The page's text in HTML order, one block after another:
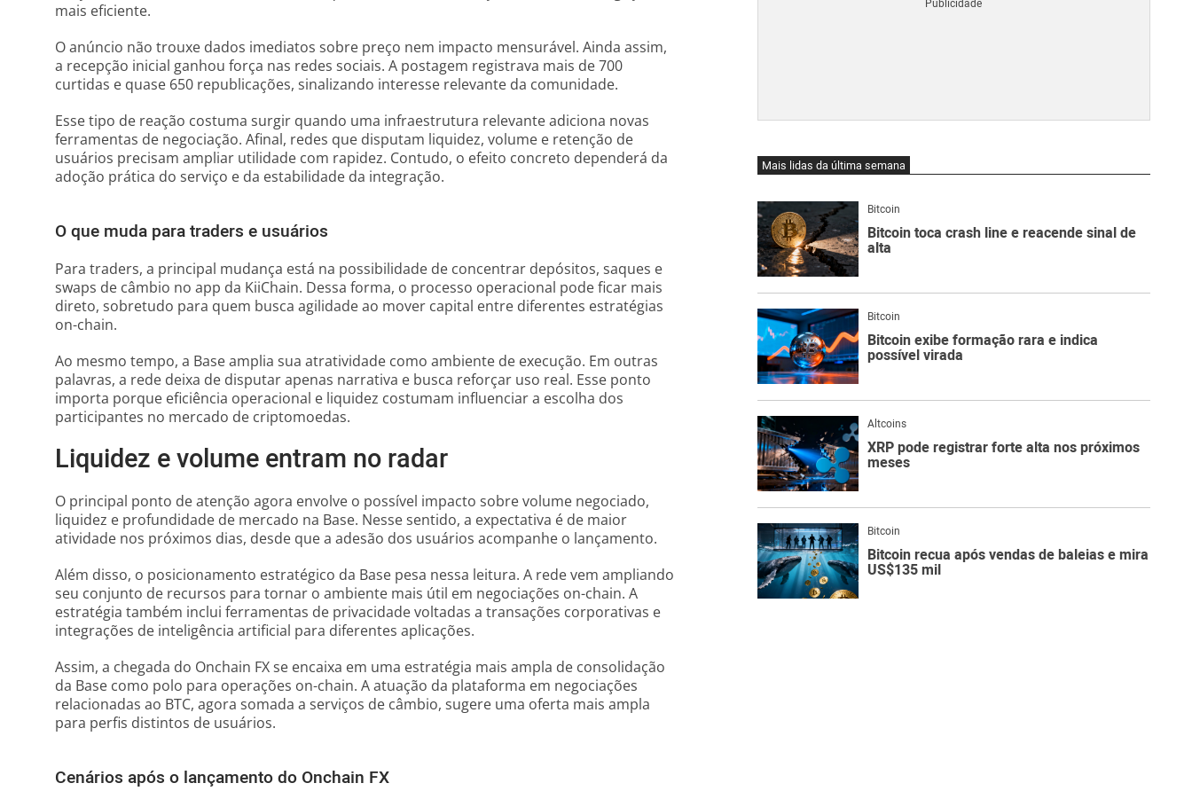
mais eficiente.
O anúncio não trouxe dados imediatos sobre preço nem impacto mensurável. Ainda assim,
a recepção inicial ganhou força nas redes sociais. A postagem registrava mais de 700
curtidas e quase 650 republicações, sinalizando interesse relevante da comunidade.
Esse tipo de reação costuma surgir quando uma infraestrutura relevante adiciona novas
ferramentas de negociação. Afinal, redes que disputam liquidez, volume e retenção de
usuários precisam ampliar utilidade com rapidez. Contudo, o efeito concreto dependerá da
adoção prática do serviço e da estabilidade da integração.
O que muda para traders e usuários
Para traders, a principal mudança está na possibilidade de concentrar depósitos, saques e
swaps de câmbio no app da KiiChain. Dessa forma, o processo operacional pode ficar mais
direto, sobretudo para quem busca agilidade ao mover capital entre diferentes estratégias
on-chain.
Ao mesmo tempo, a Base amplia sua atratividade como ambiente de execução. Em outras
palavras, a rede deixa de disputar apenas narrativa e busca reforçar uso real. Esse ponto
importa porque eficiência operacional e liquidez costumam influenciar a escolha dos
participantes no mercado de criptomoedas.
Liquidez e volume entram no radar
O principal ponto de atenção agora envolve o possível impacto sobre volume negociado,
liquidez e profundidade de mercado na Base. Nesse sentido, a expectativa é de maior
atividade nos próximos dias, desde que a adesão dos usuários acompanhe o lançamento.
Além disso, o posicionamento estratégico da Base pesa nessa leitura. A rede vem ampliando
seu conjunto de recursos para tornar o ambiente mais útil em negociações on-chain. A
estratégia também inclui ferramentas de privacidade voltadas a transações corporativas e
integrações de inteligência artificial para diferentes aplicações.
Assim, a chegada do Onchain FX se encaixa em uma estratégia mais ampla de consolidação
da Base como polo para operações on-chain. A atuação da plataforma em negociações
relacionadas ao BTC, agora somada a serviços de câmbio, sugere uma oferta mais ampla
para perfis distintos de usuários.
Cenários após o lançamento do Onchain FX
Mais lidas da última semana
Bitcoin
Bitcoin toca crash line e reacende sinal de
alta
Bitcoin
Bitcoin exibe formação rara e indica
possível virada
Altcoins
XRP pode registrar forte alta nos próximos
meses
Bitcoin
Bitcoin recua após vendas de baleias e mira
US$135 mil